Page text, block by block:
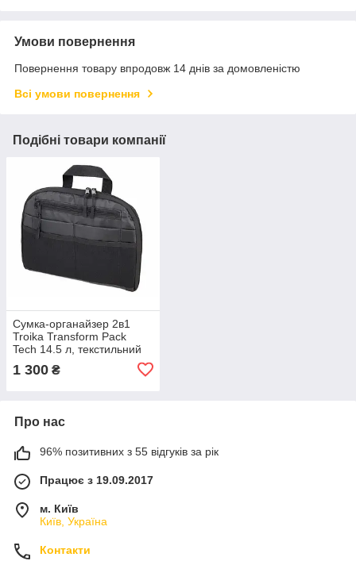
Умови повернення
Повернення товару впродовж 14 днів за домовленістю
Всі умови повернення
Подібні товари компанії
Сумка-органайзер 2в1
Troika Transform Pack
Tech 14.5 л, текстильний
трансформується в
1 300 ₴
Про нас
96% позитивних з 55 відгуків за рік
Працює з 19.09.2017
м. Київ
Київ, Україна
Контакти